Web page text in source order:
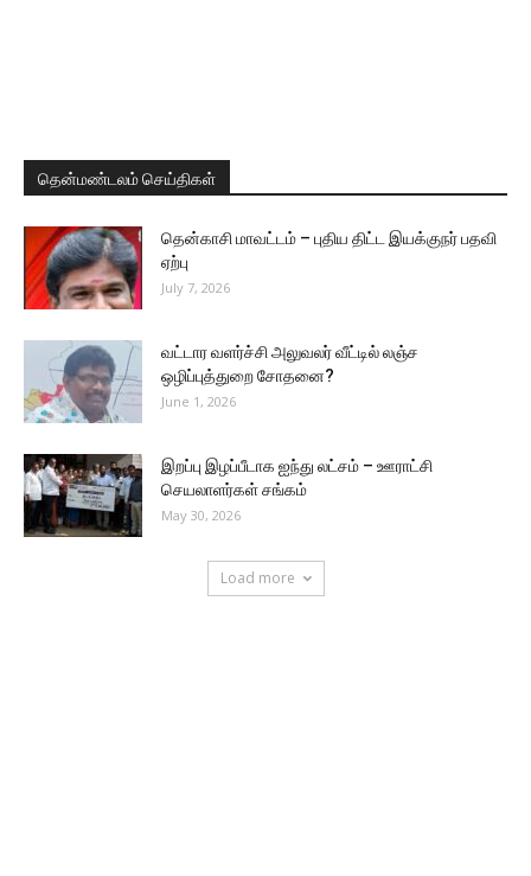
தென்மண்டலம் செய்திகள்
தென்காசி மாவட்டம் – புதிய திட்ட இயக்குநர் பதவி
ஏற்பு
July 7, 2026
வட்டார வளர்ச்சி அலுவலர் வீட்டில் லஞ்ச
ஒழிப்புத்துறை சோதனை?
June 1, 2026
இறப்பு இழப்பீடாக ஐந்து லட்சம் – ஊராட்சி
செயலாளர்கள் சங்கம்
May 30, 2026
Load more